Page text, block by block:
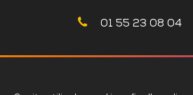
01 55 23 08 04